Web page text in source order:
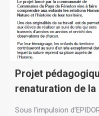
Projet
renaturation de
Sous l’impulsion